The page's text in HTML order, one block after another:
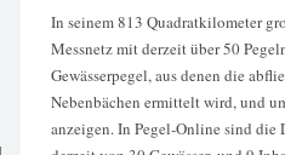
In seinem 813 Quadratkilometer
Messnetz mit derzeit über 50
Gewässerpegel, aus denen die
Nebenbächen ermittelt wird, und
anzeigen. In Pegel-Online sind die